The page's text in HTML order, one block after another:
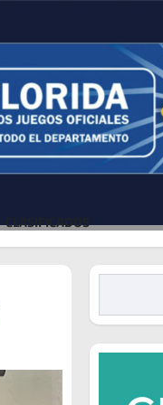
CLASIFICADOS